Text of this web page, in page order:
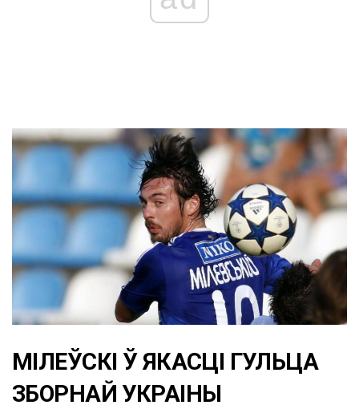
МІЛЕЎСКІ Ў ЯКАСЦІ ГУЛЬЦА
ЗБОРНАЙ УКРАІНЫ